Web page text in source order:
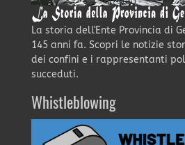
La storia dell'Ente Provincia di
145 anni fa. Scopri le notizie
dei confini e i rappresentanti
succeduti.
Whistleblowing